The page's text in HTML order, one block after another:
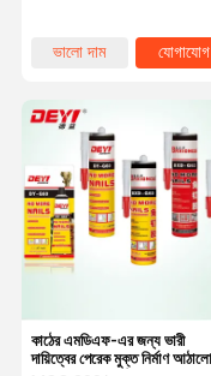
ভালো দাম যোগাযোগ
কাঠের এমডিএফ-এর জন্য ভারী
দায়িত্বের পেরেক মুক্ত নির্মাণ আঠালো